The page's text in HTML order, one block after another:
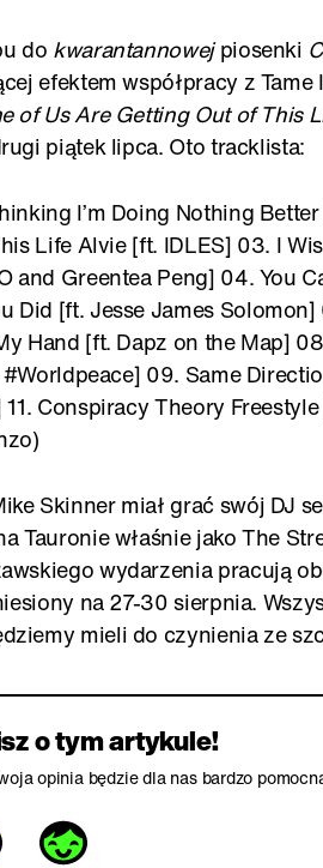
do kwarantannowejpiosenki
efektem współpracy z
of Us Are Getting Out of This
piątek lipca. Oto tracklista:
I’m Doing Nothing
Life Alvie [ft. IDLES] 03. I
and Greentea Peng] 04. You
Did [ft. Jesse James
Hand [ft. Dapz on the Map]
09. Same
Conspiracy Theory
Skinner miał grać swój DJ
Tauronie właśnie jako The
wydarzenia pracują
na 27-30 sierpnia.
mieli do czynienia ze
o tym artykule!
opinia będzie dla nas bardzo